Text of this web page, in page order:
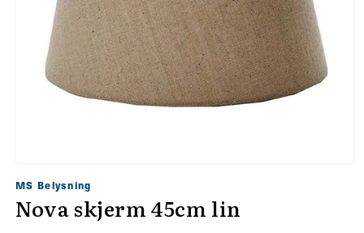
1
MS Belysning
Nova skjerm 45cm lin